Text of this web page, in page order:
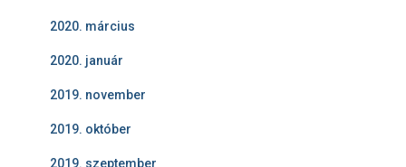
2020. március
2020. január
2019. november
2019. október
2019. szeptember